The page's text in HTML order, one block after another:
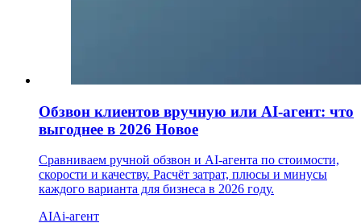
Обзвон клиентов вручную или AI-агент: что
выгоднее в 2026 Новое
Сравниваем ручной обзвон и AI-агента по стоимости,
скорости и качеству. Расчёт затрат, плюсы и минусы
каждого варианта для бизнеса в 2026 году.
AIAi-агент